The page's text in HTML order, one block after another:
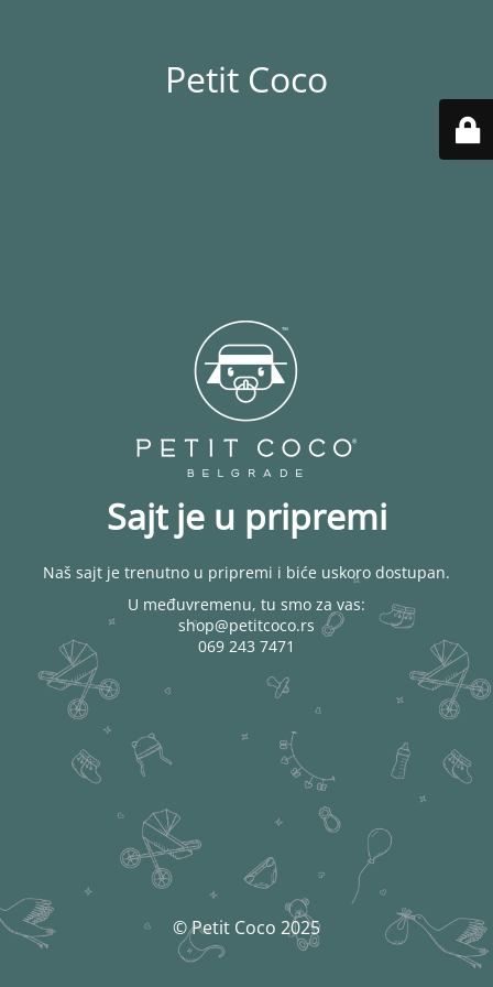
Petit Coco
Sajt je u pripremi
Naš sajt je trenutno u pripremi i biće uskoro dostupan.
U međuvremenu, tu smo za vas:
shop@petitcoco.rs
069 243 7471
© Petit Coco 2025